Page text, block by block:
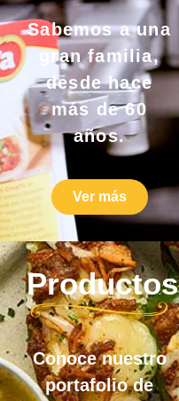
Sabemos a una
gran familia,
desde hace
más de 60
años.
Ver más
Productos
Conoce nuestro
portafolio de